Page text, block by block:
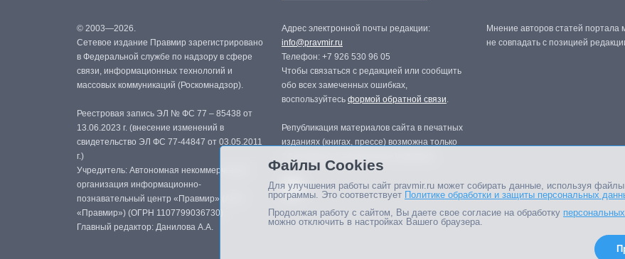
© 2003—2026.
Сетевое издание Правмир зарегистрировано
в Федеральной службе по надзору в сфере
связи, информационных технологий и
массовых коммуникаций (Роскомнадзор).
Реестровая запись ЭЛ № ФС 77 – 85438 от
13.06.2023 г. (внесение изменений в
свидетельство ЭЛ ФС 77-44847 от 03.05.2011
г.)
Учредитель: Автономная некоммерческая
организация информационно-
познавательный центр «Правмир» (АНО
«Правмир») (ОГРН 1107799036730)
Главный редактор: Данилова А.А.
Адрес электронной почты редакции:
info@pravmir.ru
Телефон: +7 926 530 96 05
Чтобы связаться с редакцией или сообщить
обо всех замеченных ошибках,
воспользуйтесь формой обратной связи.
Републикация материалов сайта в печатных
изданиях (книгах, прессе) возможна только
Мнение авторов статей портала
не совпадать с позицией
Файлы Cookies
Для улучшения работы сайт pravmir.ru может собирать данные, используя
программы. Это соответствует Политике обработки и защиты персональных
Продолжая работу с сайтом, Вы даете свое согласие на обработку
можно отключить в настройках Вашего браузера.